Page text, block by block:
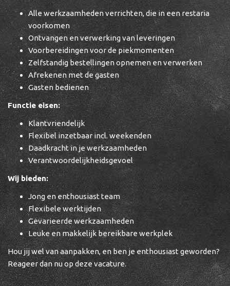
Alle werkzaamheden verrichten, die in een restaria
voorkomen
Ontvangen en verwerking van leveringen
Voorbereidingen voor de piekmomenten
Zelfstandig bestellingen opnemen en verwerken
Afrekenen met de gasten
Gasten bedienen
Functie eisen:
Klantvriendelijk
Flexibel inzetbaar incl. weekenden
Daadkracht in je werkzaamheden
Verantwoordelijkheidsgevoel
Wij bieden:
Jong en enthousiast team
Flexibele werktijden
Gevarieerde werkzaamheden
Leuke en makkelijk bereikbare werkplek
Hou jij wel van aanpakken, en ben je enthousiast geworden?
Reageer dan nu op deze vacature.